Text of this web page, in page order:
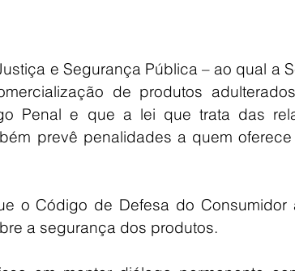
e Segurança Pública – ao qual a
de produtos
Penal e que a lei que trata das
prevê penalidades a quem
o Código de Defesa do Consumidor
a segurança dos produtos.